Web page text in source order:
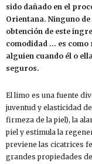
sido dañado en el
Orientana. Ninguno
obtención de este
comodidad … es como
alguien cuando él o
seguros.
El limo es una fuente
juventud y elasticidad
firmeza de la piel), la
piel y estimula la
previene las cicatrices
grandes propiedades